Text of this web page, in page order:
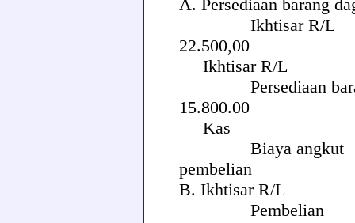
A. Persediaan barang
22.500,00
Ikhtisar R/L
Persediaan
15.800.00
Kas
Biaya angkut
pembelian
B. Ikhtisar R/